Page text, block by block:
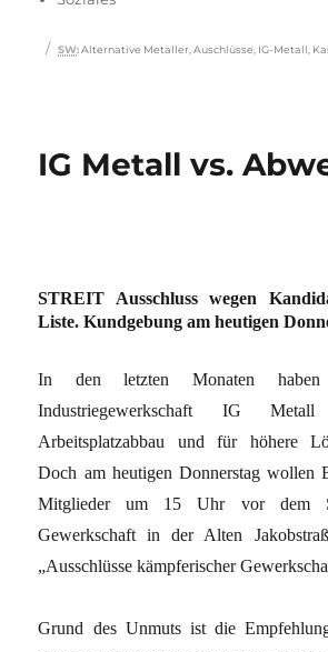
Schlagwörter
SW: Alternative Metaller ,Auschlüsse IG-Metall
IG Metall vs.
STREIT Ausschluss wegen
Liste. Kundgebung am heutigen
In den letzten Monaten
Industriegewerkschaft IG
Arbeitsplatzabbau und für höhere
Doch am heutigen Donnerstag wollen
Mitglieder um 15 Uhr vor dem
Gewerkschaft in der Alten
„Ausschlüsse kämpferischer
Grund des Unmuts ist die